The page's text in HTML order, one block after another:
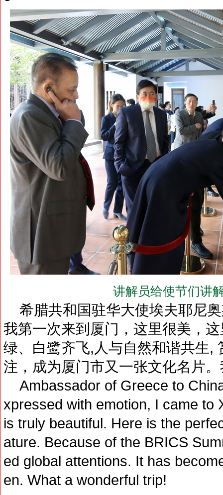
讲解员给使节们讲
希腊共和国驻华大使埃夫耶尼
我第一次来到厦门，这里很美，
绿、白鹭齐飞,人与自然和谐共生,
注，成为厦门市又一张文化名片
Ambassador of Greece to
xpressed with emotion, I came to
is truly beautiful. Here is the
ature. Because of the BRICS
ed global attentions. It has
en. What a wonderful trip!